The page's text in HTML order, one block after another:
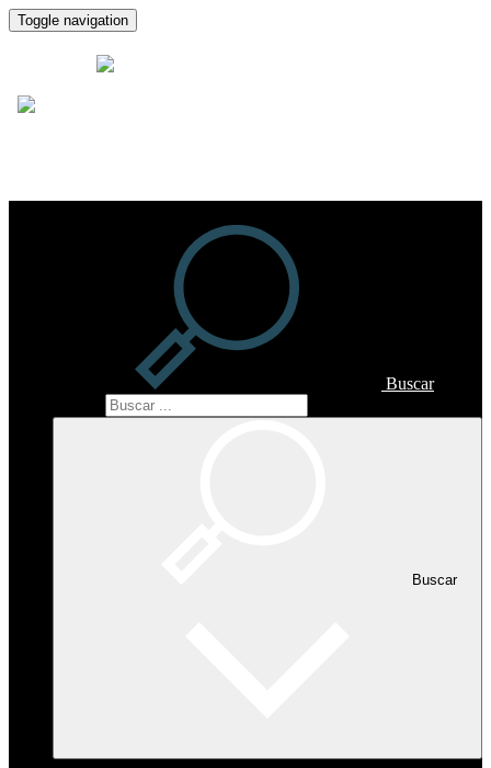
Toggle navigation
Buscar
Buscar